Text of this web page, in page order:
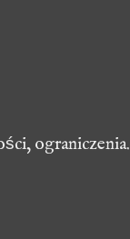
ograniczenia.